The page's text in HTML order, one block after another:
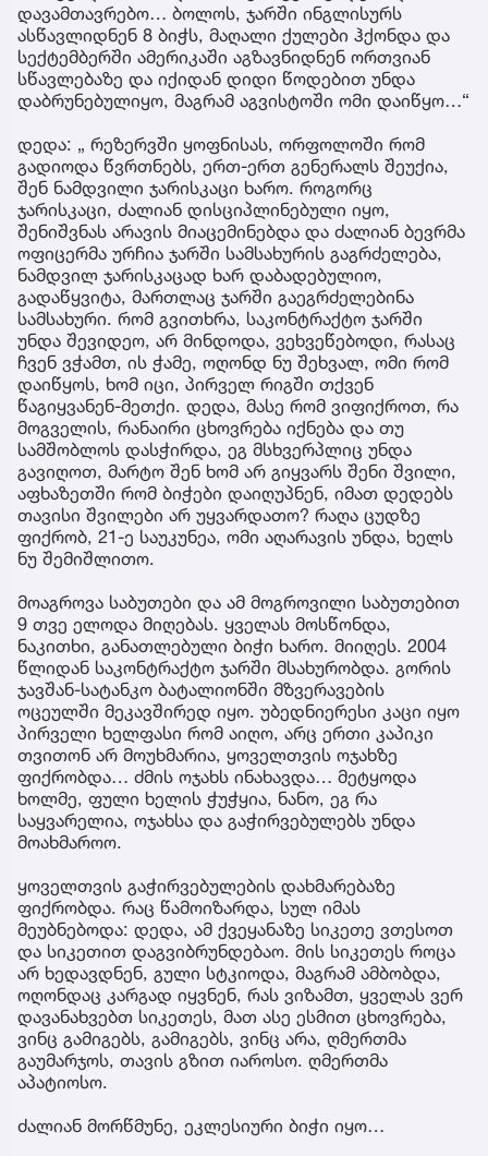
დავამთავრებო… ბოლოს, ჯარში ინგლისურს
ასწავლიდნენ 8 ბიჭს, მაღალი ქულები ჰქონდა და
სექტემბერში ამერიკაში აგზავნიდნენ ორთვიან
სწავლებაზე და იქიდან დიდი წოდებით უნდა
დაბრუნებულიყო, მაგრამ აგვისტოში ომი დაიწყო…“
დედა: „ რეზერვში ყოფნისას, ორფოლოში რომ
გადიოდა წვრთნებს, ერთ-ერთ გენერალს შეუქია,
შენ ნამდვილი ჯარისკაცი ხარო. როგორც
ჯარისკაცი, ძალიან დისციპლინებული იყო,
შენიშვნას არავის მიაცემინებდა და ძალიან ბევრმა
ოფიცერმა ურჩია ჯარში სამსახურის გაგრძელება,
ნამდვილ ჯარისკაცად ხარ დაბადებულიო,
გადაწყვიტა, მართლაც ჯარში გაეგრძელებინა
სამსახური. რომ გვითხრა, საკონტრაქტო ჯარში
უნდა შევიდეო, არ მინდოდა, ვეხვეწებოდი, რასაც
ჩვენ ვჭამთ, ის ჭამე, ოღონდ ნუ შეხვალ, ომი რომ
დაიწყოს, ხომ იცი, პირველ რიგში თქვენ
წაგიყვანენ-მეთქი. დედა, მასე რომ ვიფიქროთ, რა
მოგველის, რანაირი ცხოვრება იქნება და თუ
სამშობლოს დასჭირდა, ეგ მსხვერპლიც უნდა
გავიღოთ, მარტო შენ ხომ არ გიყვარს შენი შვილი,
აფხაზეთში რომ ბიჭები დაიღუპნენ, იმათ დედებს
თავისი შვილები არ უყვარდათო? რაღა ცუდზე
ფიქრობ, 21-ე საუკუნეა, ომი აღარავის უნდა, ხელს
ნუ შემიშლითო.
მოაგროვა საბუთები და ამ მოგროვილი საბუთებით
9 თვე ელოდა მიღებას. ყველას მოსწონდა,
ნაკითხი, განათლებული ბიჭი ხარო. მიიღეს. 2004
წლიდან საკონტრაქტო ჯარში მსახურობდა. გორის
ჯავშან-სატანკო ბატალიონში მზვერავების
ოცეულში მეკავშირედ იყო. უბედნიერესი კაცი იყო
პირველი ხელფასი რომ აიღო, არც ერთი კაპიკი
თვითონ არ მოუხმარია, ყოველთვის ოჯახზე
ფიქრობდა… ძმის ოჯახს ინახავდა… მეტყოდა
ხოლმე, ფული ხელის ჭუჭყია, ნანო, ეგ რა
საყვარელია, ოჯახსა და გაჭირვებულებს უნდა
მოახმაროო.
ყოველთვის გაჭირვებულების დახმარებაზე
ფიქრობდა. რაც წამოიზარდა, სულ იმას
მეუბნებოდა: დედა, ამ ქვეყანაზე სიკეთე ვთესოთ
და სიკეთით დაგვიბრუნდებაო. მის სიკეთეს როცა
არ ხედავდნენ, გული სტკიოდა, მაგრამ ამბობდა,
ოღონდაც კარგად იყვნენ, რას ვიზამთ, ყველას ვერ
დავანახვებთ სიკეთეს, მათ ასე ესმით ცხოვრება,
ვინც გამიგებს, გამიგებს, ვინც არა, ღმერთმა
გაუმარჯოს, თავის გზით იაროსო. ღმერთმა
აპატიოსო.
ძალიან მორწმუნე, ეკლესიური ბიჭი იყო…